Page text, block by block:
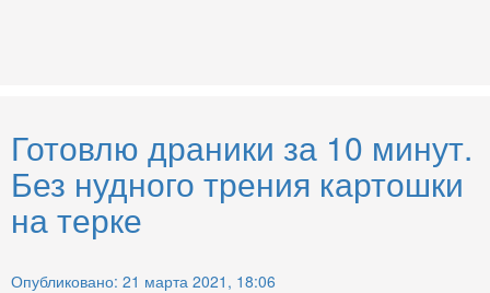
Готовлю драники за 10 минут.
Без нудного трения картошки
на терке
Опубликовано: 21 марта 2021, 18:06